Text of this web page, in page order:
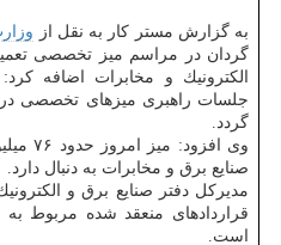
به گزارش مستر كار به نقل از
گردان در مراسم میز تخصصی
الكترونیك و مخابرات اضافه
جلسات راهبری میزهای تخصصی در
گردد.
وی
صنایع برق و مخابرات به دنبال دارد.
مدیركل دفتر صنایع برق و
قراردادهای منعقد شده مربوط
است.